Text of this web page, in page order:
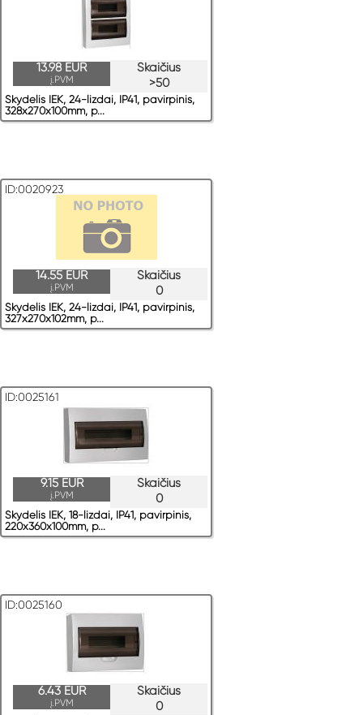
Skaičius
>50
13.98 EUR
į.PVM
Skydelis IEK, 24-lizdai, IP41, pavirрinis,
328x270x100mm, p...
ID:0020923
Skaičius
0
14.55 EUR
į.PVM
Skydelis IEK, 24-lizdai, IP41, pavirрinis,
327x270x102mm, p...
ID:0025161
Skaičius
0
9.15 EUR
į.PVM
Skydelis IEK, 18-lizdai, IP41, pavirрinis,
220x360x100mm, p...
ID:0025160
Skaičius
0
6.43 EUR
į.PVM